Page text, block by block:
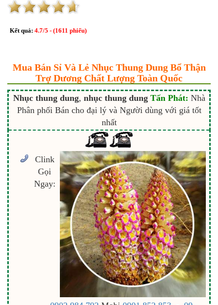
Kết quả: 4.7/5 - (1611 phiếu)
Mua Bán Sỉ Và Lẻ Nhục Thung Dung Bổ Thận
Trợ Dương Chất Lượng Toàn Quốc
Nhục thung dung, nhục thung dung Tấn Phát: Nhà
Phân phối Bán cho đại lý và Người dùng với giá tốt
nhất
Clink
Gọi
Ngay: